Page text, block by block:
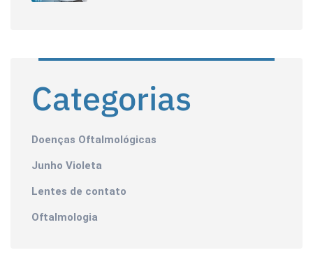
Categorias
Doenças Oftalmológicas
Junho Violeta
Lentes de contato
Oftalmologia